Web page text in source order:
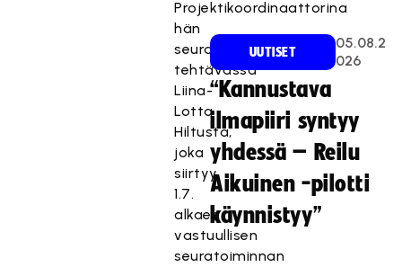
Projektikoordinaattorina
hän
seuraa
tehtävässä
Liina-
Lotta
Hiltusta,
joka
siirtyy
1.7.
alkaen
vastuullisen
seuratoiminnan
UUTISET
05.08.2
026
“Kannustava
ilmapiiri syntyy
yhdessä – Reilu
Aikuinen -pilotti
käynnistyy”